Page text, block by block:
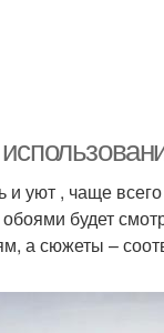
уют , чаще
будет
а сюжеты –